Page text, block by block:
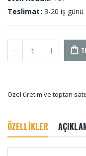
Teslimat: 3-20 iş günü
Özel üretim ve toptan
ÖZELLİKLER